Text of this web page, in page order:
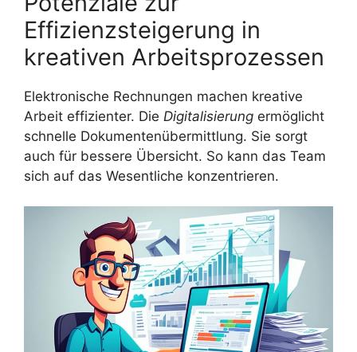
Effizienzsteigerung in
kreativen Arbeitsprozessen
Elektronische Rechnungen machen kreative
Arbeit effizienter. Die Digitalisierung ermöglicht
schnelle Dokumentenübermittlung. Sie sorgt
auch für bessere Übersicht. So kann das Team
sich auf das Wesentliche konzentrieren.